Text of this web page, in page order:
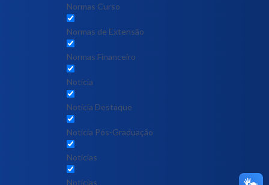
Normas Curso
Normas de Extensão
Normas Financeiro
Notícia
Notícia Destaque
Noticia Pós-Graduação
Notícias
Notícias